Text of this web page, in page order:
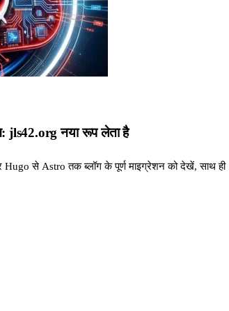
jls42.org नया रूप लेता है
से Astro तक ब्लॉग के पूर्ण माइग्रेशन को देखें, साथ ही